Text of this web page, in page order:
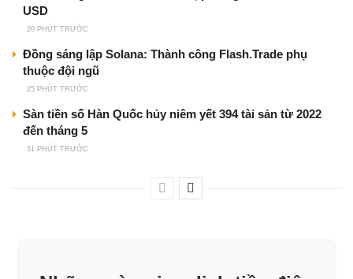
USD
20 PHÚT TRƯỚC
Đồng sáng lập Solana: Thành công Flash.Trade phụ
thuộc đội ngũ
25 PHÚT TRƯỚC
Sàn tiền số Hàn Quốc hủy niêm yết 394 tài sản từ 2022
đến tháng 5
31 PHÚT TRƯỚC